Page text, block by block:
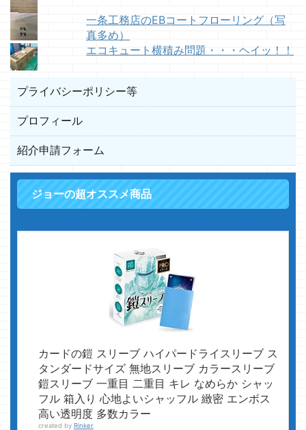
一条工務店のEBコートフローリング（写
真多め）
エコキュート横積み問題・・・ヘイッ！！
プライバシーポリシー等
プロフィール
紹介申請フォーム
ジョーの超オススメ商品
カードの鎧 スリーブ ハイパードライスリーブ ス
タンダードサイズ 無地スリーブ カラースリーブ
鎧スリーブ 一重目 二重目 キレ なめらか シャッ
フル 箱入り 心地よいシャッフル 緻密 エンボス
高い透明度 多数カラー
created by Rinker